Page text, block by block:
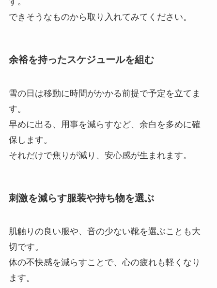
できそうなものから取り入れてみてください。
余裕を持ったスケジュールを組む
雪の日は移動に時間がかかる前提で予定を立てま
す。
早めに出る、用事を減らすなど、余白を多めに確
保します。
それだけで焦りが減り、安心感が生まれます。
刺激を減らす服装や持ち物を選ぶ
肌触りの良い服や、音の少ない靴を選ぶことも大
切です。
体の不快感を減らすことで、心の疲れも軽くなり
ます。